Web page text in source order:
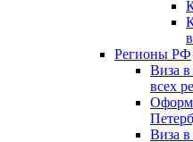
Регионы РФ
Виза
всех
Виза